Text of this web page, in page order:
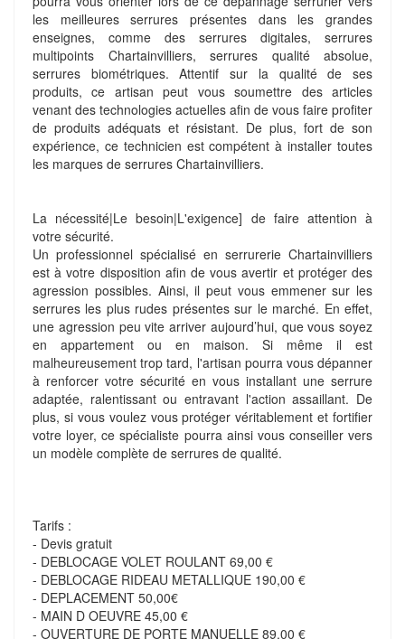
les meilleures serrures présentes dans les grandes
enseignes, comme des serrures digitales, serrures
multipoints Chartainvilliers, serrures qualité absolue,
serrures biométriques. Attentif sur la qualité de ses
produits, ce artisan peut vous soumettre des articles
venant des technologies actuelles afin de vous faire profiter
de produits adéquats et résistant. De plus, fort de son
expérience, ce technicien est compétent à installer toutes
les marques de serrures Chartainvilliers.
La nécessité|Le besoin|L'exigence] de faire attention à
votre sécurité.
Un professionnel spécialisé en serrurerie Chartainvilliers
est à votre disposition afin de vous avertir et protéger des
agression possibles. Ainsi, il peut vous emmener sur les
serrures les plus rudes présentes sur le marché. En effet,
une agression peu vite arriver aujourd’hui, que vous soyez
en appartement ou en maison. Si même il est
malheureusement trop tard, l'artisan pourra vous dépanner
à renforcer votre sécurité en vous installant une serrure
adaptée, ralentissant ou entravant l'action assaillant. De
plus, si vous voulez vous protéger véritablement et fortifier
votre loyer, ce spécialiste pourra ainsi vous conseiller vers
un modèle complète de serrures de qualité.
Tarifs :
- Devis gratuit
- DEBLOCAGE VOLET ROULANT 69,00 €
- DEBLOCAGE RIDEAU METALLIQUE 190,00 €
- DEPLACEMENT 50,00€
- MAIN D OEUVRE 45,00 €
- OUVERTURE DE PORTE MANUELLE 89,00 €